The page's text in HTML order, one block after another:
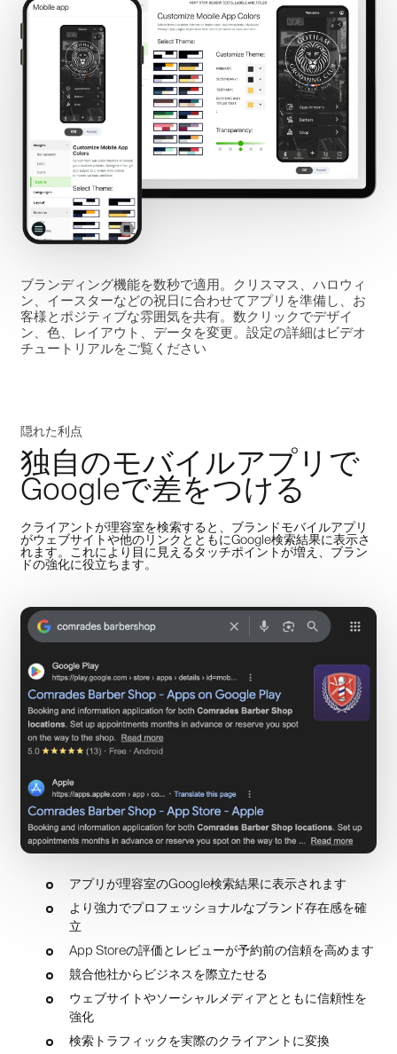
ブランディング機能を数秒で適用。クリスマス、ハロウィ
ン、イースターなどの祝日に合わせてアプリを準備し、お
客様とポジティブな雰囲気を共有。数クリックでデザイ
ン、色、レイアウト、データを変更。設定の詳細はビデオ
チュートリアルをご覧ください
隠れた利点
独自のモバイルアプリで
Googleで差をつける
クライアントが理容室を検索すると、ブランドモバイルアプリ
がウェブサイトや他のリンクとともにGoogle検索結果に表示さ
れます。これにより目に見えるタッチポイントが増え、ブラン
ドの強化に役立ちます。
アプリが理容室のGoogle検索結果に表示されます
より強力でプロフェッショナルなブランド存在感を確
立
App Storeの評価とレビューが予約前の信頼を高めます
競合他社からビジネスを際立たせる
ウェブサイトやソーシャルメディアとともに信頼性を
強化
検索トラフィックを実際のクライアントに変換